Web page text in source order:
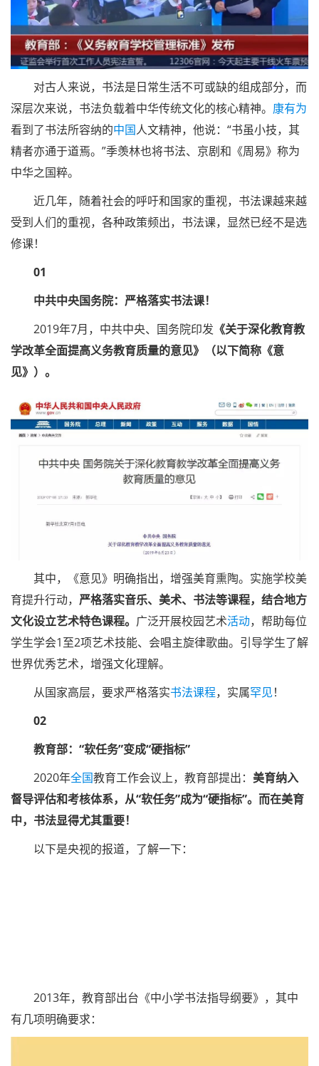
对古人来说，书法是日常生活不可或缺的组成部分，而
深层次来说，书法负载着中华传统文化的核心精神。 康有为
看到了书法所容纳的中国人文精神，他说：“书虽小技，其
精者亦通于道焉。”季羡林也将书法、京剧和《周易》称为
中华之国粹。
近几年，随着社会的呼吁和国家的重视，书法课越来越
受到人们的重视，各种政策频出，书法课，显然已经不是选
修课！
01
中共中央国务院：严格落实书法课！
2019年7月，中共中央、国务院印发 《关于深化教育教
学改革全面提高义务教育质量的意见》（以下简称《意
见》）。
其中，《意见》明确指出，增强美育熏陶。实施学校美
育提升行动， 严格落实音乐、美术、书法等课程，结合地方
文化设立艺术特色课程。 广泛开展校园艺术活动，帮助每位
学生学会1至2项艺术技能、会唱主旋律歌曲。引导学生了解
世界优秀艺术，增强文化理解。
从国家高层，要求严格落实书法课程，实属罕见！
02
教育部：“软任务”变成“硬指标”
2020年全国教育工作会议上，教育部提出： 美育纳入
督导评估和考核体系， 从“软任务”成为“硬指标”。而在美育
中，书法显得尤其重要！
以下是央视的报道，了解一下：
2013年，教育部出台《中小学书法指导纲要》，其中
有几项明确要求：